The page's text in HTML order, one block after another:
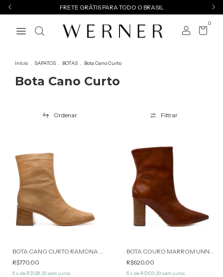
FRETE GRÁTIS PARA TODO O BRASIL
0
Início . SAPATOS . BOTAS . Bota Cano Curto
Bota Cano Curto
Ordenar Filtrar
R$770,00
6x de R$128,33 sem juros
R$620,00
6x de R$103,33 sem juros